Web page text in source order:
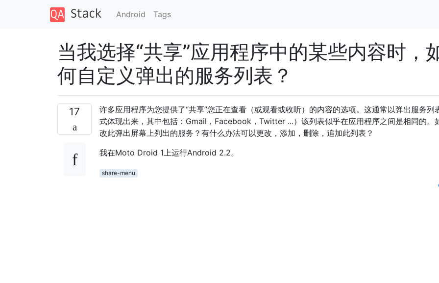
Android Tags
当我选择“共享”应用程序中的某些内容时，
何自定义弹出的服务列表？
17
许多应用程序为您提供了“共享”您正在查看（或观看或收听）的内容的选项。这通常以弹出服务列
式体现出来，其中包括：Gmail，Facebook，Twitter ...）该列表似乎在应用程序之间是相同的。
改此弹出屏幕上列出的服务？有什么办法可以更改，添加，删除，追加此列表？
我在Moto Droid 1上运行Android 2.2。
share-menu